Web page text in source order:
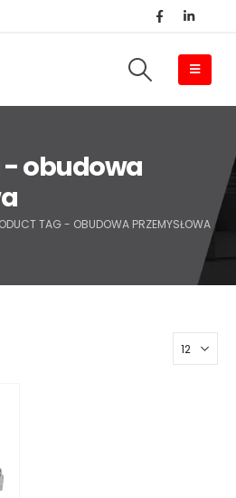
- obudowa
TAG - OBUDOWA PRZEMYSŁOWA